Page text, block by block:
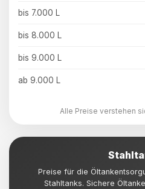
bis 7.000 L
bis 8.000 L
bis 9.000 L
ab 9.000 L
Alle Preise verstehen
Preise für die
Stahltanks. Sichere